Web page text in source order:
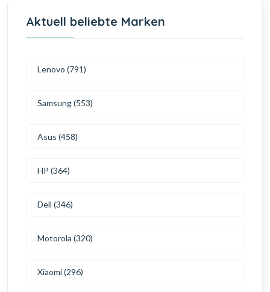
Aktuell beliebte Marken
Lenovo (791)
Samsung (553)
Asus (458)
HP (364)
Dell (346)
Motorola (320)
Xiaomi (296)